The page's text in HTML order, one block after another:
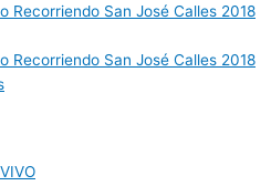
Recorriendo San José Calles 2018
Recorriendo San José Calles 2018